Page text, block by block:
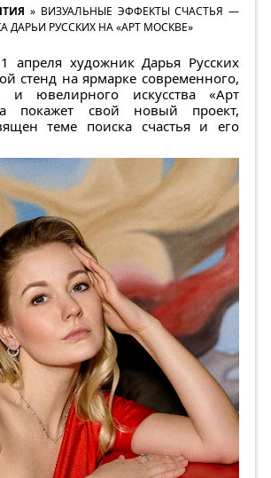
» ВИЗУАЛЬНЫЕ ЭФФЕКТЫ СЧАСТЬЯ —
ДАРЬИ РУССКИХ НА «АРТ МОСКВЕ»
апреля художник Дарья Русских
стенд на ярмарке современного,
и ювелирного искусства «Арт
покажет свой новый проект,
теме поиска счастья и его